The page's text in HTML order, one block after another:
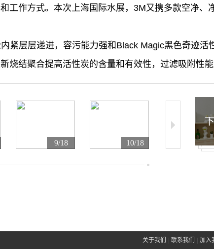
工作方式。本次上海国际水展，3M又携多款空净、
紧层层递进，容污能力强和Black Magic黑色奇迹活
结聚合提高活性炭的含量和有效性，过滤吸附性能
9/18 10/18
关于我们 联系我们 加入